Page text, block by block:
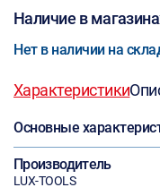
Наличие в
Нет в наличии на
Характеристики
Основные
Производитель
LUX-TOOLS